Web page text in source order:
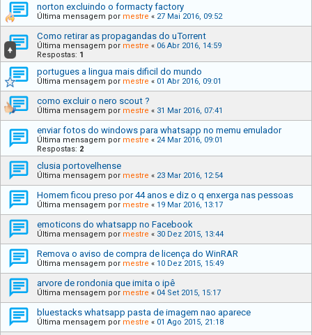
norton excluindo o formacty factory
Última mensagem por mestre « 27 Mai 2016, 09:52
Como retirar as propagandas do uTorrent
Última mensagem por mestre « 06 Abr 2016, 14:59
Respostas: 1
portugues a lingua mais dificil do mundo
Última mensagem por mestre « 01 Abr 2016, 09:01
como excluir o nero scout ?
Última mensagem por mestre « 31 Mar 2016, 07:41
enviar fotos do windows para whatsapp no memu emulador
Última mensagem por mestre « 24 Mar 2016, 09:01
Respostas: 2
clusia portovelhense
Última mensagem por mestre « 23 Mar 2016, 12:54
Homem ficou preso por 44 anos e diz o q enxerga nas pessoas
Última mensagem por mestre « 19 Mar 2016, 13:17
emoticons do whatsapp no Facebook
Última mensagem por mestre « 30 Dez 2015, 13:44
Remova o aviso de compra de licença do WinRAR
Última mensagem por mestre « 10 Dez 2015, 15:49
arvore de rondonia que imita o ipê
Última mensagem por mestre « 04 Set 2015, 15:17
bluestacks whatsapp pasta de imagem nao aparece
Última mensagem por mestre « 01 Ago 2015, 21:18